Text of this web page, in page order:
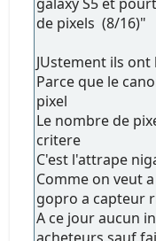
de pixels (8/16)"
JUstement ils
Parce que le
pixel
Le nombre de
critere
C'est l'attrape
Comme on veut
gopro a capteur
A ce jour aucun
acheteurs sauf